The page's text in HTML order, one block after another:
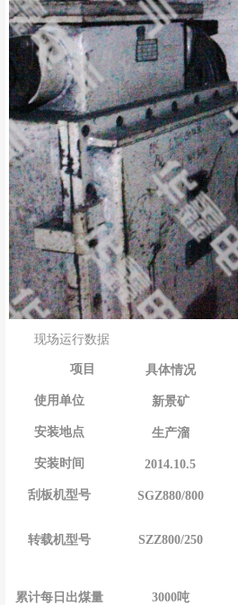
现场运行数据
项目 具体情况
使用单位 新景矿
安装地点 生产溜
安装时间 2014.10.5
刮板机型号 SGZ880/800
转载机型号 SZZ800/250
累计每日出煤量 3000吨